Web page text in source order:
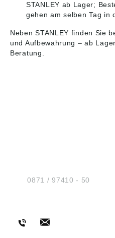
STANLEY ab Lager;
gehen am selben Tag in
Neben STANLEY finden Sie
und Aufbewahrung – ab
Beratung.
Tel.:0871 / 97410 - 50